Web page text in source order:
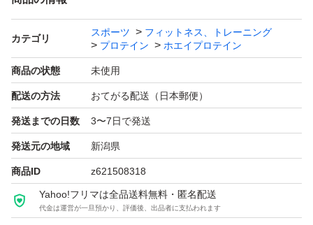
カテゴリ
スポーツ
フィットネス、トレーニング
プロテイン
ホエイプロテイン
商品の状態 未使用
配送の方法 おてがる配送（日本郵便）
発送までの日数 3〜7日で発送
発送元の地域 新潟県
商品ID z621508318
Yahoo!フリマは全品送料無料・匿名配送
代金は運営が一旦預かり、評価後、出品者に支払われます